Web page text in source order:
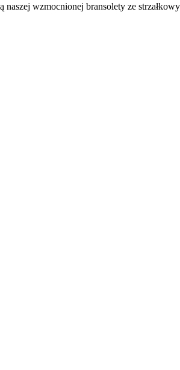
wzmocnionej bransolety ze